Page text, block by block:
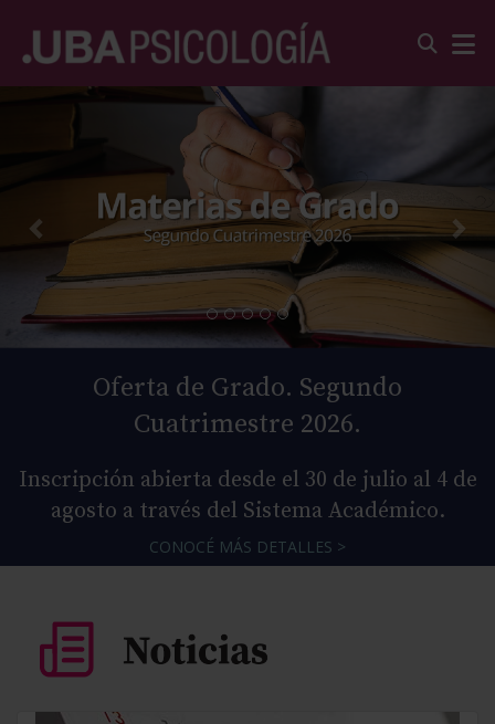
Oferta de Grado. Segundo
Cuatrimestre 2026.
Inscripción abierta desde el 30 de julio al 4 de
agosto a través del Sistema Académico.
CONOCÉ MÁS DETALLES >